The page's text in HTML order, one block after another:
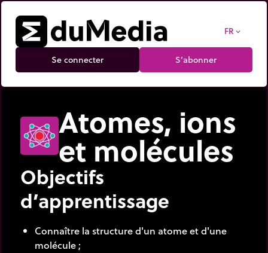
FR expand_more
Se connecter S’abonner
Atomes, ions
et molécules
Objectifs
d’apprentissage
Connaître la structure d'un atome et d'une
molécule ;